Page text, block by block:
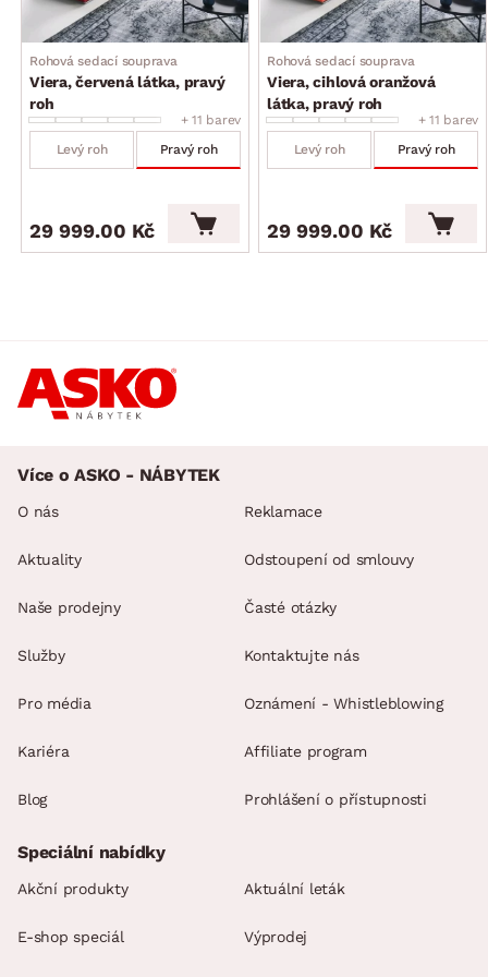
Rohová sedací souprava
Viera, červená látka, pravý
roh
+ 11 barev
Levý roh
Pravý roh
29 999.00 Kč
Rohová sedací souprava
Viera, cihlová oranžová
látka, pravý roh
+ 11 barev
Levý roh
Pravý roh
29 999.00 Kč
Více o ASKO - NÁBYTEK
O nás
Aktuality
Naše prodejny
Služby
Pro média
Kariéra
Blog
Reklamace
Odstoupení od smlouvy
Časté otázky
Kontaktujte nás
Oznámení - Whistleblowing
Affiliate program
Prohlášení o přístupnosti
Speciální nabídky
Akční produkty Aktuální leták
E-shop speciál Výprodej